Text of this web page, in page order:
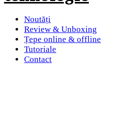
Noutăți
Review & Unboxing
Țepe online & offline
Tutoriale
Contact